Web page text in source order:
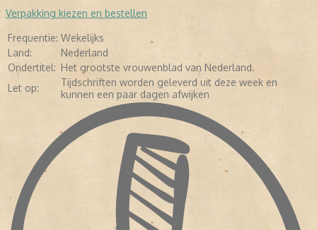
Verpakking kiezen en bestellen
Frequentie: Wekelijks
Land:
Nederland
Ondertitel: Het grootste vrouwenblad van Nederland.
Let op:
Tijdschriften worden geleverd uit deze week en
kunnen een paar dagen afwijken